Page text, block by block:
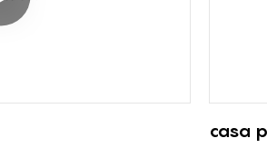
casa